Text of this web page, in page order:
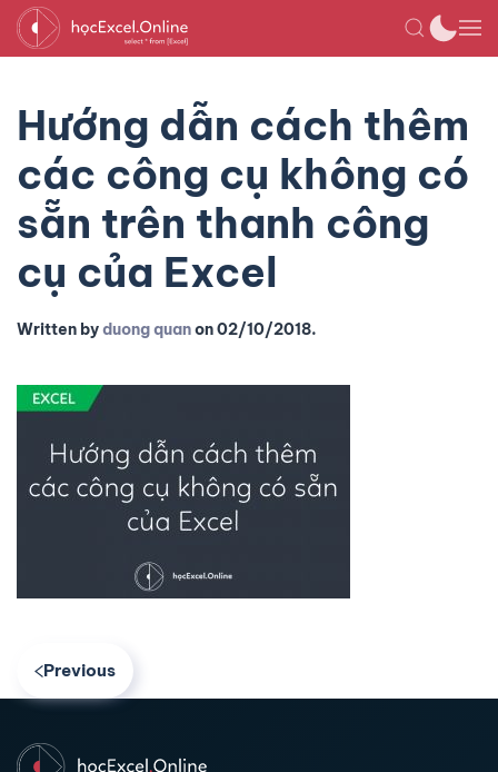
Hướng dẫn cách thêm
các công cụ không có
sẵn trên thanh công
cụ của Excel
Written byduong quanon02/10/2018.
Previous